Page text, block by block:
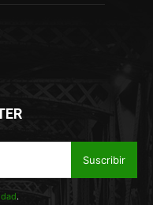
Suscribir
.